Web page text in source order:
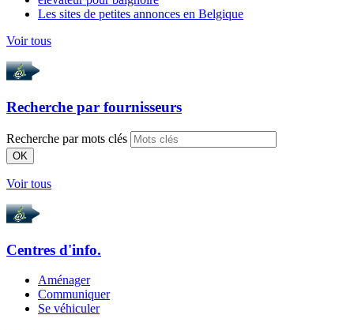
Les sites de petites annonces en Belgique
Voir tous
Recherche par fournisseurs
Recherche par mots clés
OK
Voir tous
Centres d'info.
Aménager
Communiquer
Se véhiculer